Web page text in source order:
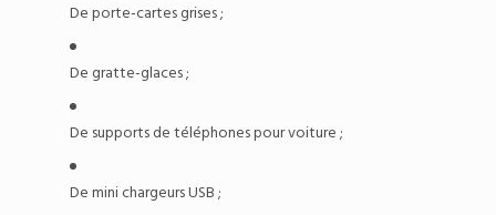
Deporte-cartes grises;
De gratte-glaces ;
De supports de téléphones pour voiture;
De mini chargeurs USB ;